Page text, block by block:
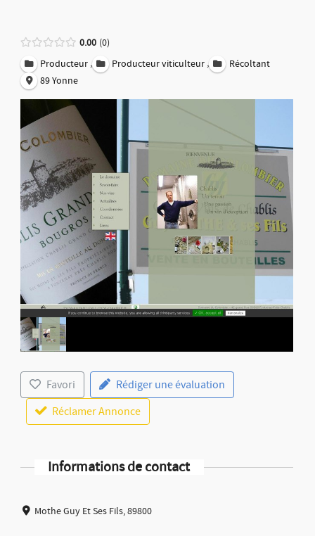
0.00 0
Producteur , Producteur viticulteur ,
Récoltant
89 Yonne
Favori
Rédiger une évaluation
Réclamer Annonce
Informations de contact
Mothe Guy Et Ses Fils, 89800